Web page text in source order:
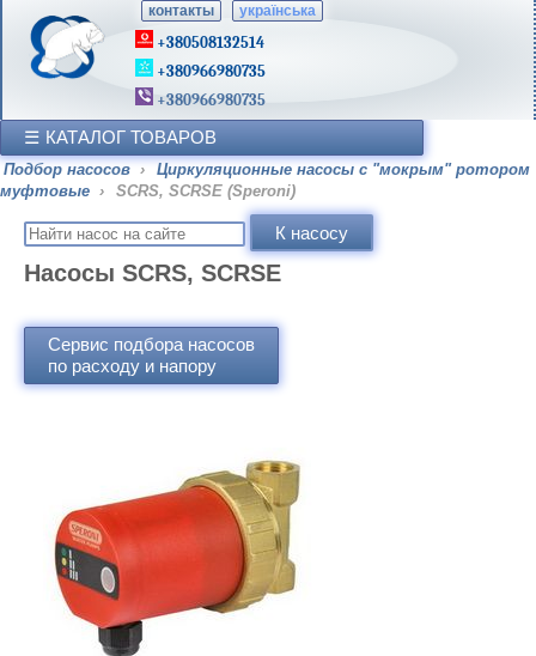
контакты українська
+380508132514
+380966980735
+380966980735
КАТАЛОГ ТОВАРОВ
Подбор насосов ›
Циркуляционные насосы с "мокрым" ротором
муфтовые › SCRS, SCRSE (Speroni)
Насосы SCRS, SCRSE
Сервис подбора насосов
по расходу и напору